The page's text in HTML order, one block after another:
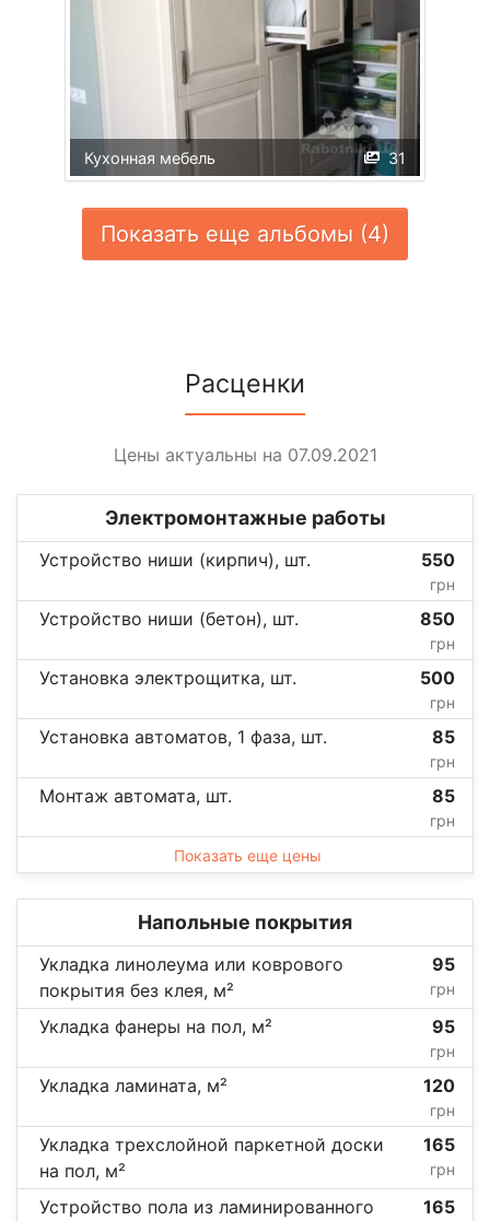
31
Кухонная мебель
Показать еще альбомы (4)
Расценки
Цены актуальны на 07.09.2021
Электромонтажные работы
Устройство ниши (кирпич), шт. 550
грн
Устройство ниши (бетон), шт. 850
грн
Установка электрощитка, шт. 500
грн
Установка автоматов, 1 фаза, шт. 85
грн
Монтаж автомата, шт. 85
грн
Показать еще цены
Напольные покрытия
Укладка линолеума или коврового
покрытия без клея, м²
95
грн
Укладка фанеры на пол, м² 95
грн
Укладка ламината, м² 120
грн
Укладка трехслойной паркетной доски
на пол, м²
165
грн
Устройство пола из ламинированного 165